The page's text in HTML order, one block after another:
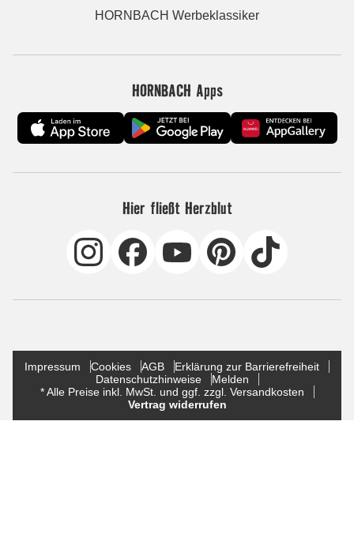
HORNBACH Werbeklassiker
HORNBACH Apps
Hier fließt Herzblut
Impressum Cookies AGB
Erklärung zur Barrierefreiheit
Datenschutzhinweise
Melden
* Alle Preise inkl. MwSt. und ggf. zzgl. Versandkosten
Vertrag widerrufen